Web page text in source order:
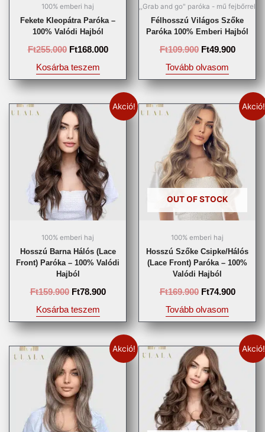
100% emberi haj
Fekete Kleopátra Paróka –
100% Valódi Hajból
Ft255.000 Ft168.000
Kosárba teszem
,,Grab and go" paróka - mű fejbőrrel
Félhosszú Világos Szőke
Paróka 100% Emberi Hajból
Ft109.900 Ft49.900
Tovább olvasom
Akció!
100% emberi haj
Hosszú Barna Hálós (lace
Front) Paróka – 100% Valódi
Hajból
Ft159.900 Ft78.900
Kosárba teszem
Akció!
OUT OF STOCK
100% emberi haj
Hosszú Szőke Csipke/Hálós
(Lace Front) Paróka – 100%
Valódi Hajból
Ft169.900 Ft74.900
Tovább olvasom
Akció! Akció!